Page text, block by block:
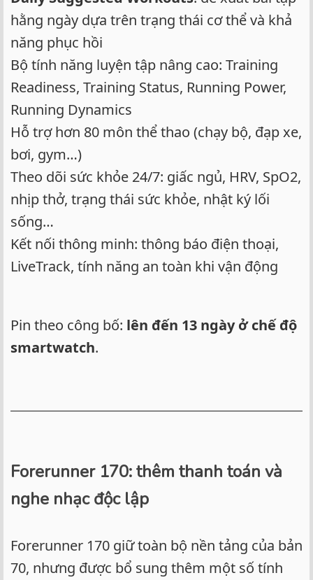
hằng ngày dựa trên trạng thái cơ thể và khả
năng phục hồi
Bộ tính năng luyện tập nâng cao: Training
Readiness, Training Status, Running Power,
Running Dynamics
Hỗ trợ hơn 80 môn thể thao (chạy bộ, đạp xe,
bơi, gym…)
Theo dõi sức khỏe 24/7: giấc ngủ, HRV, SpO2,
nhịp thở, trạng thái sức khỏe, nhật ký lối
sống…
Kết nối thông minh: thông báo điện thoại,
LiveTrack, tính năng an toàn khi vận động
Pin theo công bố: lên đến 13 ngày ở chế độ
smartwatch.
Forerunner 170: thêm thanh toán và
nghe nhạc độc lập
Forerunner 170 giữ toàn bộ nền tảng của bản
70, nhưng được bổ sung thêm một số tính